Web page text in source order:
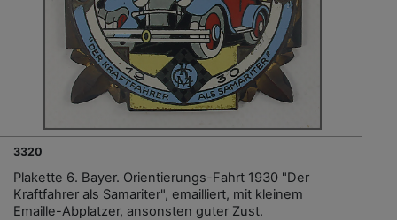
3320
Plakette 6. Bayer. Orientierungs-Fahrt 1930 "Der
Kraftfahrer als Samariter", emailliert, mit kleinem
Emaille-Abplatzer, ansonsten guter Zust.